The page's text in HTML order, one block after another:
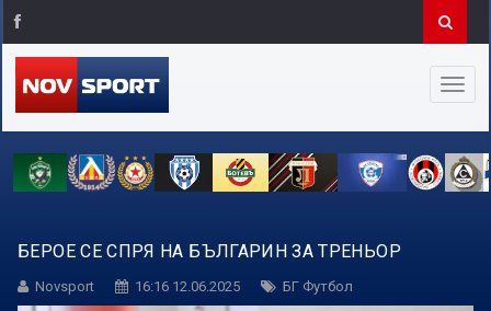
БЕРОЕ СЕ СПРЯ НА БЪЛГАРИН ЗА ТРЕНЬОР
Novsport 16:16 12.06.2025 БГ Футбол